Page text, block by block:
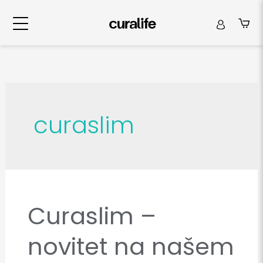
curaslim
Curaslim –
novitet na našem
Curaslim
–
novitet